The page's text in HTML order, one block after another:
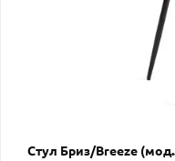
Стул Бриз/Breeze